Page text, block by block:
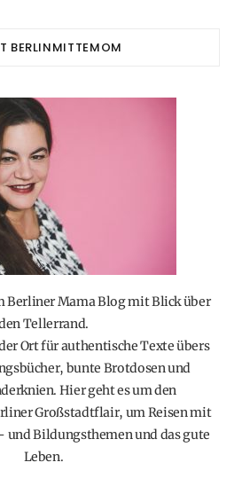
BERLINMITTEMOM
Berliner Mama Blog mit Blick über
Tellerrand.
Ort für authentische Texte übers
bunte Brotdosen und
Hier geht es um den
Großstadtflair, um Reisen mit
und Bildungsthemen und das gute
Leben.